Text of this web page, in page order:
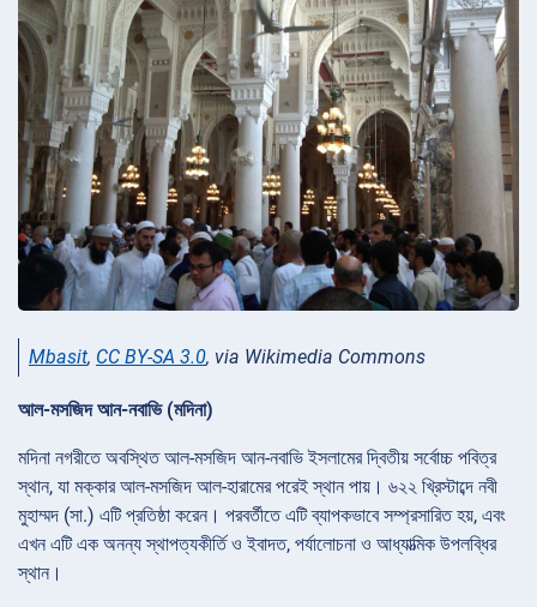
Mbasit, CC BY-SA 3.0, via Wikimedia Commons
আল-মসজিদ আন-নবাভি (মদিনা)
মদিনা নগরীতে অবস্থিত আল-মসজিদ আন-নবাভি ইসলামের দ্বিতীয় সর্বোচ্চ পবিত্র
স্থান, যা মক্কার আল-মসজিদ আল-হারামের পরেই স্থান পায়। ৬২২ খ্রিস্টাব্দে নবী
মুহাম্মদ (সা.) এটি প্রতিষ্ঠা করেন। পরবর্তীতে এটি ব্যাপকভাবে সম্প্রসারিত হয়, এবং
এখন এটি এক অনন্য স্থাপত্যকীর্তি ও ইবাদত, পর্যালোচনা ও আধ্যাত্মিক উপলব্ধির
স্থান।